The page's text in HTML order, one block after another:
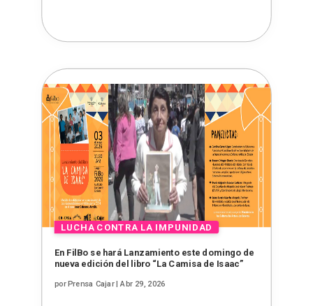
En FilBo se hará Lanzamiento este domingo de
nueva edición del libro “La Camisa de Isaac”
porPrensa Cajar|Abr 29, 2026